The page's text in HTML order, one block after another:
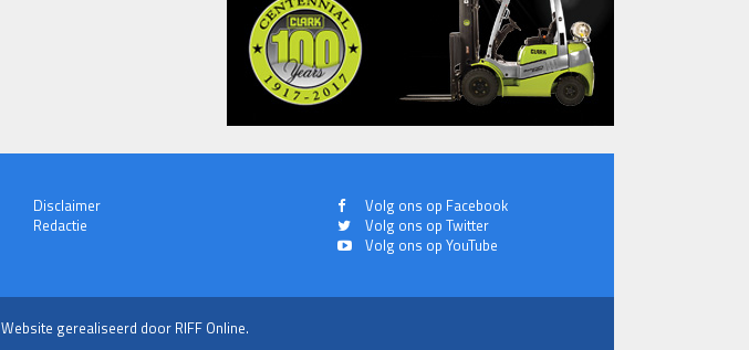
Disclaimer
Redactie
Volg ons op Facebook
Volg ons op Twitter
Volg ons op YouTube
Website gerealiseerd door RIFF Online.